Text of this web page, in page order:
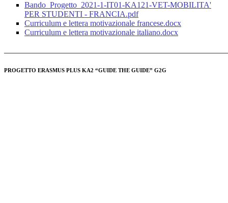
Bando_Progetto_2021-1-IT01-KA121-VET-MOBILITA'
PER STUDENTI - FRANCIA.pdf
Curriculum e lettera motivazionale francese.docx
Curriculum e lettera motivazionale italiano.docx
PROGETTO ERASMUS PLUS KA2 “GUIDE THE GUIDE” G2G